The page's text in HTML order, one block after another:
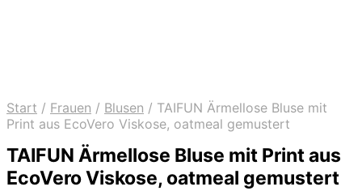
Start / Frauen / Blusen / TAIFUN Ärmellose Bluse mit
Print aus EcoVero Viskose, oatmeal gemustert
TAIFUN Ärmellose Bluse mit Print aus
EcoVero Viskose, oatmeal gemustert